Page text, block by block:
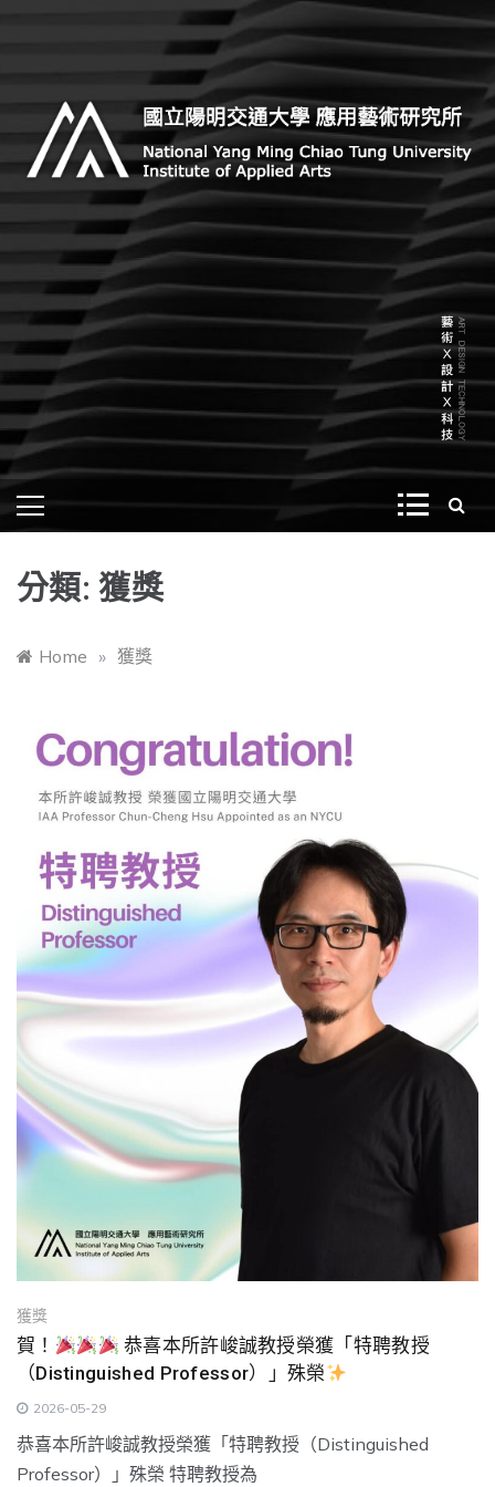
國立陽明交通大學 應用藝術研
究所
Institute of Applied Arts, National Yang Ming Chiao
分類:獲獎
Home » 獲獎
獲獎
賀！
恭喜本所許峻誠教授榮獲「特聘教授
（Distinguished Professor）」殊榮
2026-05-29
恭喜本所許峻誠教授榮獲「特聘教授（Distinguished
Professor）」殊榮 特聘教授為